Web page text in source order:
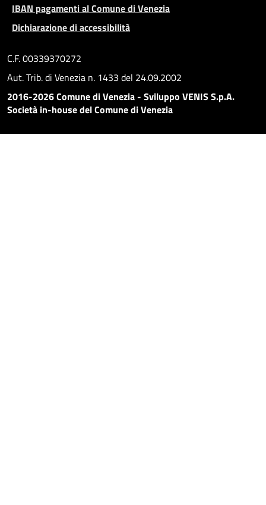
IBAN pagamenti al Comune di Venezia
Dichiarazione di accessibilità
C.F. 00339370272
Aut. Trib. di Venezia n. 1433 del 24.09.2002
2016-2026 Comune di Venezia - Sviluppo VENIS S.p.A.
Società in-house del Comune di Venezia